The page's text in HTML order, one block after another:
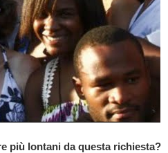
più lontani da questa richiesta?